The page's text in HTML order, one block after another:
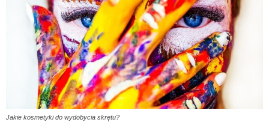
Jakie kosmetyki do wydobycia skrętu?